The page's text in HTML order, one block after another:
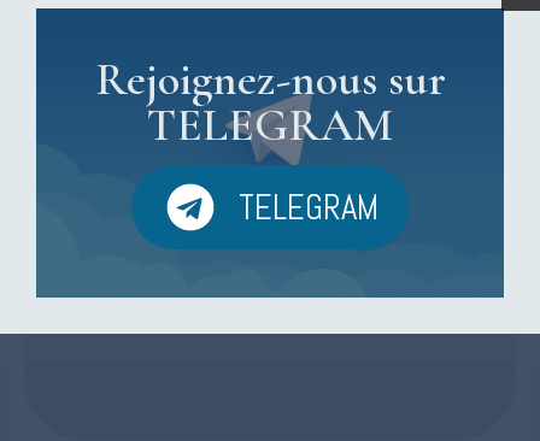
Rejoignez-nous sur
TELEGRAM
TELEGRAM